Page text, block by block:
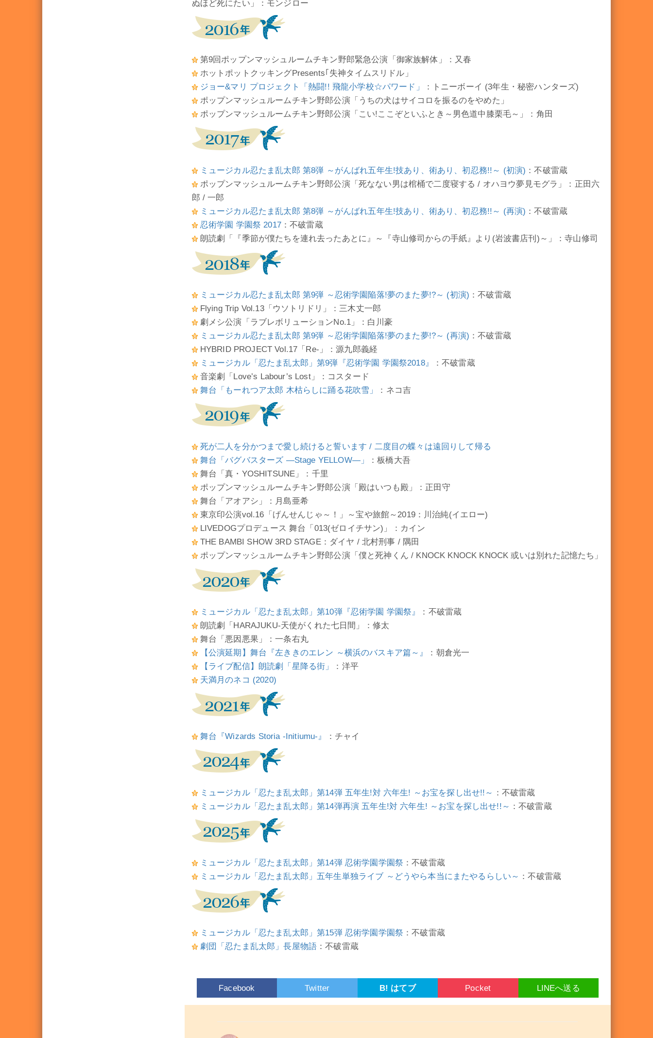
ぬほど死にたい」：モンジロー
第9回ポップンマッシュルームチキン野郎緊急公演「御家族解体」：又春
ホットポットクッキングPresents｢失神タイムスリドル」
ジョー&マリ プロジェクト「熱闘!! 飛龍小学校☆パワード」
：トニーボーイ (3年生・秘密ハンターズ)
ポップンマッシュルームチキン野郎公演「うちの犬はサイコロを振るのをやめた」
ポップンマッシュルームチキン野郎公演「こい!ここぞといふとき～男色道中膝栗毛～」：角田
ミュージカル忍たま乱太郎 第8弾 ～がんばれ五年生!技あり、術あり、初忍務!!～ (初演) ：不破雷蔵
ポップンマッシュルームチキン野郎公演「死なない男は棺桶で二度寝する / オハヨウ夢見モグラ」：正田六
郎 / 一郎
ミュージカル忍たま乱太郎 第8弾 ～がんばれ五年生!技あり、術あり、初忍務!!～ (再演) ：不破雷蔵
忍術学園 学園祭 2017：不破雷蔵
朗読劇「『季節が僕たちを連れ去ったあとに』～『寺山修司からの手紙』より(岩波書店刊)～」：寺山修司
ミュージカル忍たま乱太郎 第9弾 ～忍術学園陥落!夢のまた夢!?～ (初演) ：不破雷蔵
Flying Trip Vol.13「ウソトリドリ」：三木丈一郎
劇メシ公演「ラブレボリューションNo.1」：白川豪
ミュージカル忍たま乱太郎 第9弾 ～忍術学園陥落!夢のまた夢!?～ (再演) ：不破雷蔵
HYBRID PROJECT Vol.17「Re-」：源九郎義経
ミュージカル「忍たま乱太郎」第9弾『忍術学園 学園祭2018』
：不破雷蔵
音楽劇「Love’s Labour’s Lost」：コスタード
舞台「もーれつア太郎 木枯らしに踊る花吹雪」
：ネコ吉
死が二人を分かつまで愛し続けると誓います / 二度目の蝶々は遠回りして帰る
舞台「バグバスターズ ―Stage YELLOW―」
：板橋大吾
舞台「真・YOSHITSUNE」：千里
ポップンマッシュルームチキン野郎公演「殿はいつも殿」：正田守
舞台「アオアシ」：月島亜希
東京印公演vol.16「げんせんじゃ～！」～宝や旅館～2019：川治純(イエロー)
LIVEDOGプロデュース 舞台「013(ゼロイチサン)」：カイン
THE BAMBI SHOW 3RD STAGE：ダイヤ / 北村刑事 / 隅田
ポップンマッシュルームチキン野郎公演「僕と死神くん / KNOCK KNOCK KNOCK 或いは別れた記憶たち」
ミュージカル「忍たま乱太郎」第10弾『忍術学園 学園祭』
：不破雷蔵
朗読劇「HARAJUKU-天使がくれた七日間」：修太
舞台「悪因悪果」：一条右丸
【公演延期】舞台『左ききのエレン ～横浜のバスキア篇～』
：朝倉光一
【ライブ配信】朗読劇「星降る街」
：洋平
天満月のネコ (2020)
舞台『Wizards Storia -Initiumu-』 ：チャイ
ミュージカル「忍たま乱太郎」第14弾 五年生!対 六年生! ～お宝を探し出せ!!～ ：不破雷蔵
ミュージカル「忍たま乱太郎」第14弾再演 五年生!対 六年生! ～お宝を探し出せ!!～ ：不破雷蔵
ミュージカル「忍たま乱太郎」第14弾 忍術学園学園祭 ：不破雷蔵
ミュージカル「忍たま乱太郎」五年生単独ライブ ～どうやら本当にまたやるらしい～ ：不破雷蔵
ミュージカル「忍たま乱太郎」第15弾 忍術学園学園祭 ：不破雷蔵
劇団「忍たま乱太郎」長屋物語 ：不破雷蔵
Facebook Twitter B! はてブ Pocket LINEへ送る